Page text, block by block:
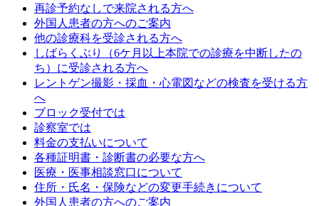
再診予約なしで来院される方へ
外国人患者の方へのご案内
他の診療科を受診される方へ
しばらくぶり（6ケ月以上本院での診療を中断したの
ち）に受診される方へ
レントゲン撮影・採血・心電図などの検査を受ける方
へ
ブロック受付では
診察室では
料金の支払いについて
各種証明書・診断書の必要な方へ
医療・医事相談窓口について
住所・氏名・保険などの変更手続きについて
外国人患者の方へのご案内